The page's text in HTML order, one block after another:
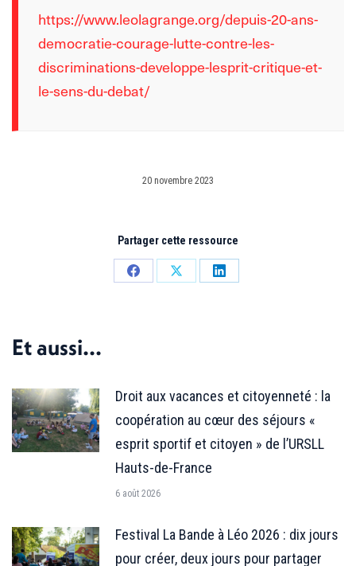
https://www.leolagrange.org/depuis-20-ans-
democratie-courage-lutte-contre-les-
discriminations-developpe-lesprit-critique-et-
le-sens-du-debat/
20 novembre 2023
Partager cette ressource
PartagerPartagerPartager
Et aussi...
Droit aux vacances et citoyenneté : la
coopération au cœur des séjours «
esprit sportif et citoyen » de l’URSLL
Hauts-de-France
6 août 2026
Festival La Bande à Léo 2026 : dix jours
pour créer, deux jours pour partager